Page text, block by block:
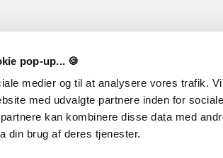
pop-up... 🍪
medier og til at analysere vores trafik.
med udvalgte partnere inden for
kan kombinere disse data med
din brug af deres tjenester.
Følg med i vores anmeldelser, giveaways og nyheder